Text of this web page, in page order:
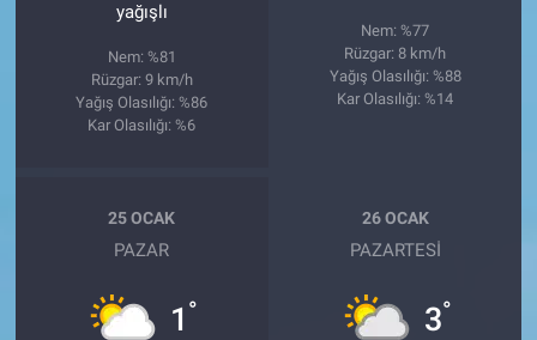
yağışlı
Nem: %81
Rüzgar: 9 km/h
Yağış Olasılığı: %86
Kar Olasılığı: %6
Nem: %77
Rüzgar: 8 km/h
Yağış Olasılığı: %88
Kar Olasılığı: %14
25 OCAK
PAZAR
1 °
26 OCAK
PAZARTESI
3°